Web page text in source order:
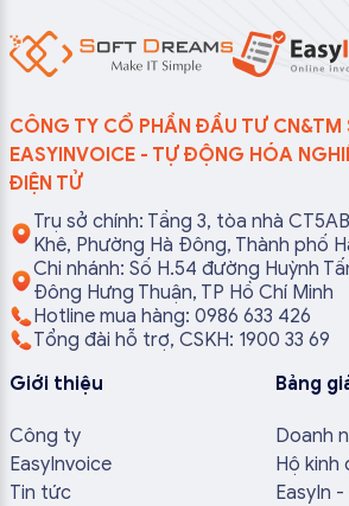
CÔNG TY CỔ PHẦN ĐẦU TƯ CN&TM
EASYINVOICE - TỰ ĐỘNG HÓA
ĐIỆN TỬ
Trụ sở chính: Tầng 3, tòa nhà
Khê, Phường Hà Đông, Thành phố
Chi nhánh: Số H.54 đường Huỳnh
Đông Hưng Thuận, TP Hồ Chí Minh
Hotline mua hàng: 0986 633 426
Tổng đài hỗ trợ, CSKH: 1900 33 69
Giới thiệu
Công ty
EasyInvoice
Tin tức
Bảng
Doanh
Hộ kinh
EasyIn